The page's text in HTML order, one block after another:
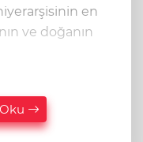
en
ve doğanın